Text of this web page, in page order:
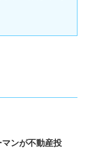
マンが不動産投